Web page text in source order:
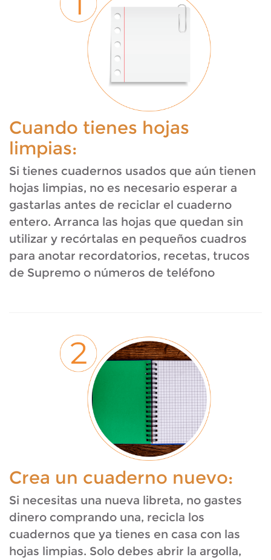
Cuando tienes hojas
limpias:
Si tienes cuadernos usados que aún tienen
hojas limpias, no es necesario esperar a
gastarlas antes de reciclar el cuaderno
entero. Arranca las hojas que quedan sin
utilizar y recórtalas en pequeños cuadros
para anotar recordatorios, recetas, trucos
de Supremo o números de teléfono
Crea un cuaderno nuevo:
Si necesitas una nueva libreta, no gastes
dinero comprando una, recicla los
cuadernos que ya tienes en casa con las
hojas limpias. Solo debes abrir la argolla,